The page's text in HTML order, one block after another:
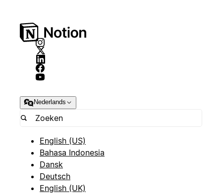
Nederlands
English (US)
Bahasa Indonesia
Dansk
Deutsch
English (UK)